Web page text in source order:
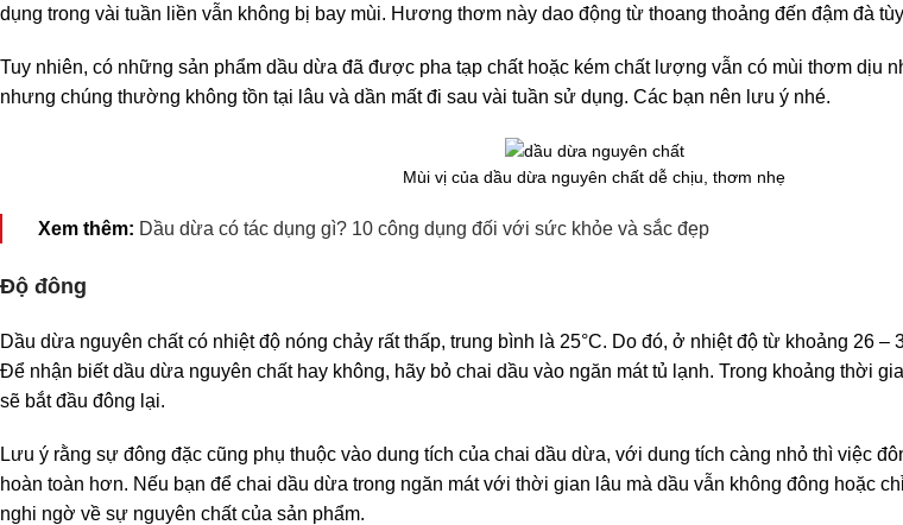
dụng trong vài tuần liền vẫn không bị bay mùi. Hương thơm này dao động từ thoang thoảng đến đậm đà
Tuy nhiên, có những sản phẩm dầu dừa đã được pha tạp chất hoặc kém chất lượng vẫn có mùi thơm dịu
nhưng chúng thường không tồn tại lâu và dần mất đi sau vài tuần sử dụng. Các bạn nên lưu ý nhé.
Mùi vị của dầu dừa nguyên chất dễ chịu, thơm nhẹ
Xem thêm: Dầu dừa có tác dụng gì? 10 công dụng đối với sức khỏe và sắc đẹp
Độ đông
Dầu dừa nguyên chất có nhiệt độ nóng chảy rất thấp, trung bình là 25°C. Do đó, ở nhiệt độ từ khoảng 26 –
Để nhận biết dầu dừa nguyên chất hay không, hãy bỏ chai dầu vào ngăn mát tủ lạnh. Trong khoảng thời
sẽ bắt đầu đông lại.
Lưu ý rằng sự đông đặc cũng phụ thuộc vào dung tích của chai dầu dừa, với dung tích càng nhỏ thì việc
hoàn toàn hơn. Nếu bạn để chai dầu dừa trong ngăn mát với thời gian lâu mà dầu vẫn không đông hoặc
nghi ngờ về sự nguyên chất của sản phẩm.